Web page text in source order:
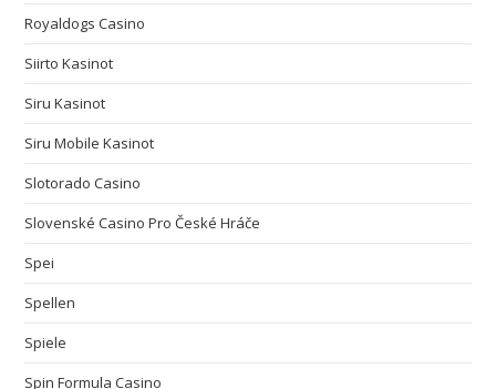
Royaldogs Casino
Siirto Kasinot
Siru Kasinot
Siru Mobile Kasinot
Slotorado Casino
Slovenské Casino Pro České Hráče
Spei
Spellen
Spiele
Spin Formula Casino